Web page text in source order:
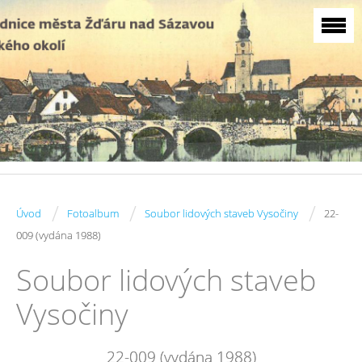
Úvod / Fotoalbum / Soubor lidových staveb Vysočiny /
22-
009 (vydána 1988)
Soubor lidových staveb
Vysočiny
22-009 (vydána 1988)